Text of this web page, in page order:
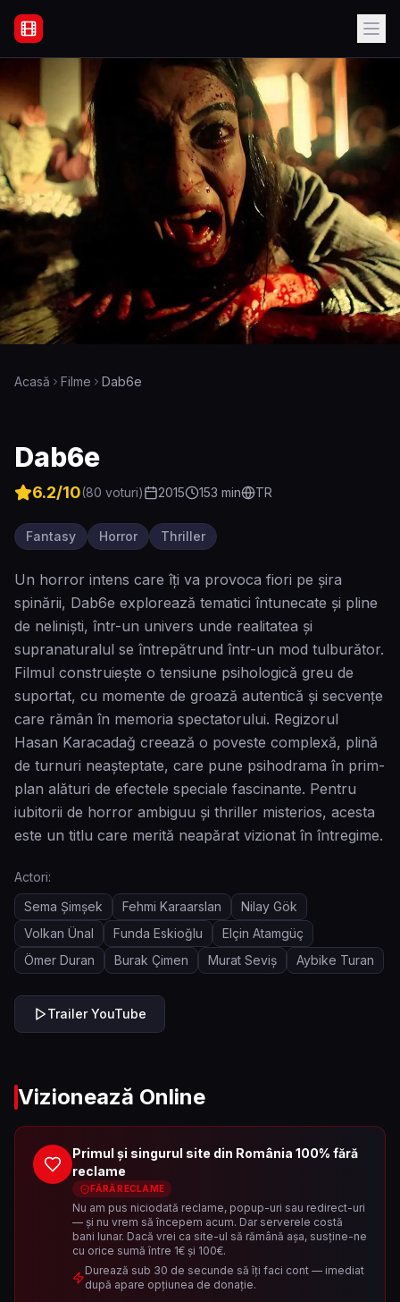
Filme Online Subtitrate - Acasă
Acasă Filme Dab6e
Dab6e
6.2/10(80 voturi) 2015 153 min TR
Fantasy Horror Thriller
Un horror intens care îți va provoca fiori pe șira
spinării, Dab6e explorează tematici întunecate și pline
de neliniști, într-un univers unde realitatea și
supranaturalul se întrepătrund într-un mod tulburător.
Filmul construiește o tensiune psihologică greu de
suportat, cu momente de groază autentică și secvențe
care rămân în memoria spectatorului. Regizorul
Hasan Karacadağ creează o poveste complexă, plină
de turnuri neașteptate, care pune psihodrama în prim-
plan alături de efectele speciale fascinante. Pentru
iubitorii de horror ambiguu și thriller misterios, acesta
este un titlu care merită neapărat vizionat în întregime.
Actori:
Sema Şimşek
Fehmi Karaarslan
Nilay Gök
Volkan Ünal
Funda Eskioğlu
Elçin Atamgüç
Ömer Duran
Burak Çimen Murat Seviş Aybike Turan
Trailer YouTube
Vizionează Online
Primul și singurul site din România 100% fără
reclame
FĂRĂ RECLAME
Nu am pus niciodată reclame, popup-uri sau redirect-uri
— și nu vrem să începem acum. Dar serverele costă
bani lunar. Dacă vrei ca site-ul să rămână așa, susține-ne
cu orice sumă între 1€ și 100€.
Durează sub 30 de secunde să îți faci cont — imediat
după apare opțiunea de donație.